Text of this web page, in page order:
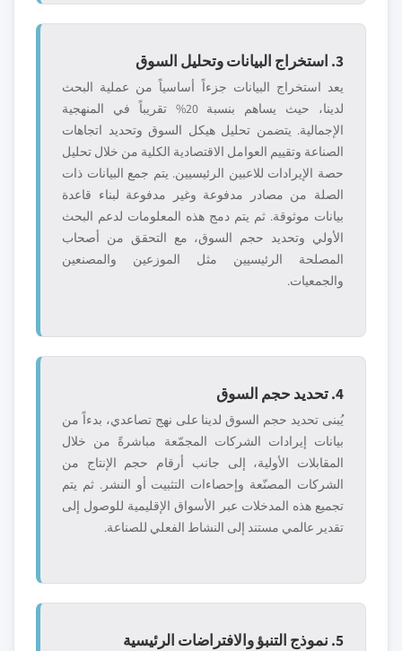
3. استخراج البيانات وتحليل السوق
يعد استخراج البيانات جزءاً أساسياً من عملية البحث
لدينا، حيث يساهم بنسبة 20% تقريباً في المنهجية
الإجمالية. يتضمن تحليل هيكل السوق وتحديد اتجاهات
الصناعة وتقييم العوامل الاقتصادية الكلية من خلال تحليل
حصة الإيرادات للاعبين الرئيسيين. يتم جمع البيانات ذات
الصلة من مصادر مدفوعة وغير مدفوعة لبناء قاعدة
بيانات موثوقة. ثم يتم دمج هذه المعلومات لدعم البحث
الأولي وتحديد حجم السوق، مع التحقق من أصحاب
المصلحة الرئيسيين مثل الموزعين والمصنعين
والجمعيات.
4. تحديد حجم السوق
يُبنى تحديد حجم السوق لدينا على نهج تصاعدي، بدءاً من
بيانات إيرادات الشركات المجمّعة مباشرةً من خلال
المقابلات الأولية، إلى جانب أرقام حجم الإنتاج من
الشركات المصنّعة وإحصاءات التثبيت أو النشر. ثم يتم
تجميع هذه المدخلات عبر الأسواق الإقليمية للوصول إلى
تقدير عالمي مستند إلى النشاط الفعلي للصناعة.
5. نموذج التنبؤ والافتراضات الرئيسية